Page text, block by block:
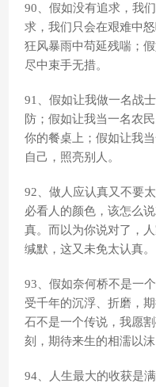
90、假如没有追求，我
求，我们只会在艰难中
狂风暴雨中苟延残喘；
尽中束手无措。
91、假如让我做一名战
防；假如让我当一名农
你的餐桌上；假如让我
自己，照亮别人。
92、做人应认真又不要
必看人的颜色，该怎么
真。而以为你说对了，
缄默，这又未免太认真。
93、假如奈何桥不是一
受千年的沉浮、折磨，
石不是一个传说，我愿
刻，期待来生的相濡以沫
94、人生最大的收获是